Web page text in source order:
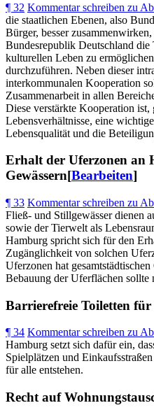
¶ 32 Kommentar schreiben zu
die staatlichen Ebenen, also
Bürger, besser
Bundesrepublik Deutschland die
kulturellen Leben zu
durchzuführen. Neben dieser
interkommunalen Kooperation
Zusammenarbeit in allen
Diese verstärkte Kooperation
Lebensverhältnisse, eine
Lebensqualität und die
Erhalt der Uferzonen an
Gewässern[Bearbeiten]
¶ 33 Kommentar schreiben zu
Fließ- und Stillgewässer dienen
sowie der Tierwelt als
Hamburg spricht sich für den
Zugänglichkeit von solchen
Uferzonen hat
Bebauung der Uferflächen
Barrierefreie Toiletten für
¶ 34 Kommentar schreiben zu
Hamburg setzt sich dafür ein,
Spielplätzen und
für alle entstehen.
Recht auf